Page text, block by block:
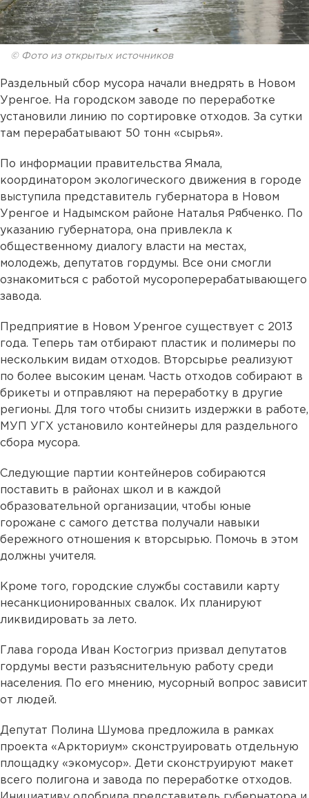
© Фото из открытых источников
Раздельный сбор мусора начали внедрять в Новом
Уренгое. На городском заводе по переработке
установили линию по сортировке отходов. За сутки
там перерабатывают 50 тонн «сырья».
По информации правительства Ямала,
координатором экологического движения в городе
выступила представитель губернатора в Новом
Уренгое и Надымском районе Наталья Рябченко. По
указанию губернатора, она привлекла к
общественному диалогу власти на местах,
молодежь, депутатов гордумы. Все они смогли
ознакомиться с работой мусороперерабатывающего
завода.
Предприятие в Новом Уренгое существует с 2013
года. Теперь там отбирают пластик и полимеры по
нескольким видам отходов. Вторсырье реализуют
по более высоким ценам. Часть отходов собирают в
брикеты и отправляют на переработку в другие
регионы. Для того чтобы снизить издержки в работе,
МУП УГХ установило контейнеры для раздельного
сбора мусора.
Следующие партии контейнеров собираются
поставить в районах школ и в каждой
образовательной организации, чтобы юные
горожане с самого детства получали навыки
бережного отношения к вторсырью. Помочь в этом
должны учителя.
Кроме того, городские службы составили карту
несанкционированных свалок. Их планируют
ликвидировать за лето.
Глава города Иван Костогриз призвал депутатов
гордумы вести разъяснительную работу среди
населения. По его мнению, мусорный вопрос зависит
от людей.
Депутат Полина Шумова предложила в рамках
проекта «Аркториум» сконструировать отдельную
площадку «экомусор». Дети сконструируют макет
всего полигона и завода по переработке отходов.